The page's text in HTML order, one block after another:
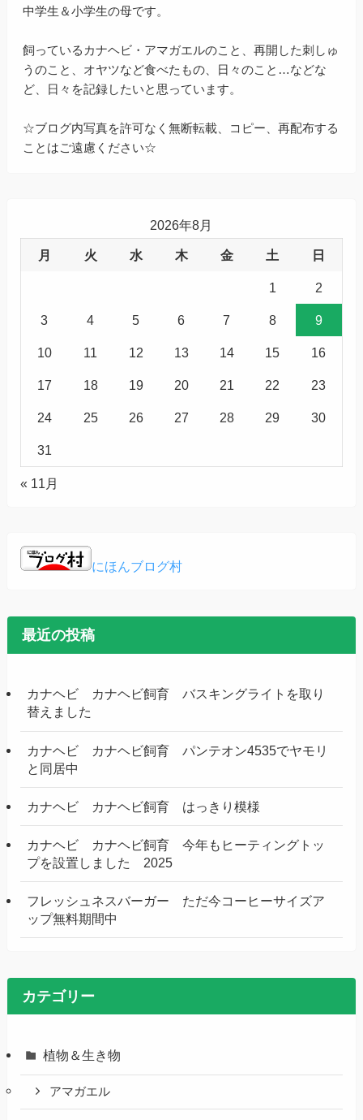
中学生＆小学生の母です。
飼っているカナヘビ・アマガエルのこと、再開した刺しゅ
うのこと、オヤツなど食べたもの、日々のこと…などな
ど、日々を記録したいと思っています。
☆ブログ内写真を許可なく無断転載、コピー、再配布する
ことはご遠慮ください☆
2026年8月
月 火 水 木 金 土 日
1 2
3 4 5 6 7 8 9
10 11 12 13 14 15 16
17 18 19 20 21 22 23
24 25 26 27 28 29 30
31
« 11月
にほんブログ村
最近の投稿
カナヘビ カナヘビ飼育 バスキングライトを取り
替えました
カナヘビ カナヘビ飼育 パンテオン4535でヤモリ
と同居中
カナヘビ カナヘビ飼育 はっきり模様
カナヘビ カナヘビ飼育 今年もヒーティングトッ
プを設置しました 2025
フレッシュネスバーガー ただ今コーヒーサイズア
ップ無料期間中
カテゴリー
植物＆生き物
アマガエル